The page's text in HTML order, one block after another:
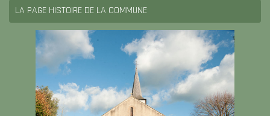
LA PAGE HISTOIRE DE LA COMMUNE